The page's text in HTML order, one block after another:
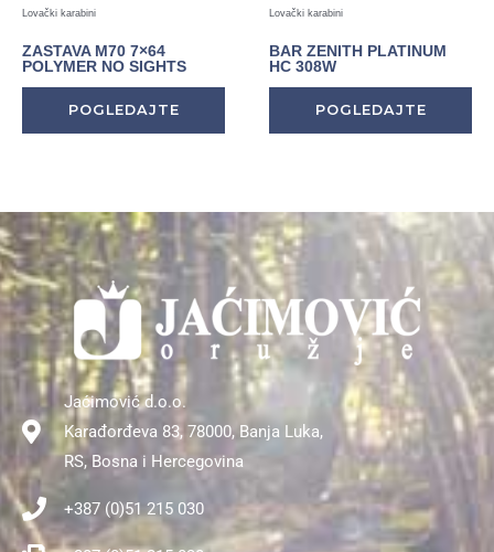
Lovački karabini
ZASTAVA M70 7×64
POLYMER NO SIGHTS
POGLEDAJTE
Lovački karabini
BAR ZENITH PLATINUM
HC 308W
POGLEDAJTE
Jaćimović d.o.o.
Karađorđeva 83, 78000, Banja Luka,
RS, Bosna i Hercegovina
+387 (0)51 215 030